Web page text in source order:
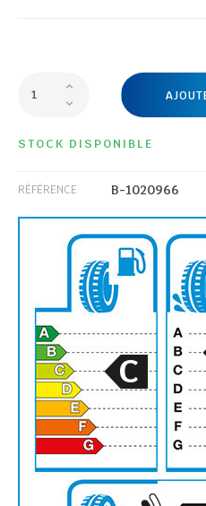
STOCK DISPONIBLE
RÉFÉRENCE B-1020966
C